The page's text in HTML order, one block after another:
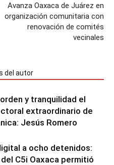
Avanza Oaxaca de Juárez en
organización comunitaria con
renovación de comités
vecinales
del autor
y tranquilidad el
extraordinario de
Jesús Romero
a ocho detenidos:
C5i Oaxaca permitió